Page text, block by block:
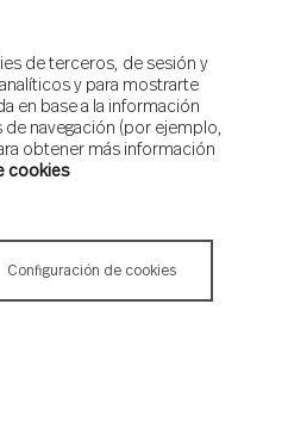
de Colorker
contenidos e información
de terceros, de sesión y
y para mostrarte
en base a la información
navegación (por ejemplo,
obtener más información
cookies
Configuración de cookies